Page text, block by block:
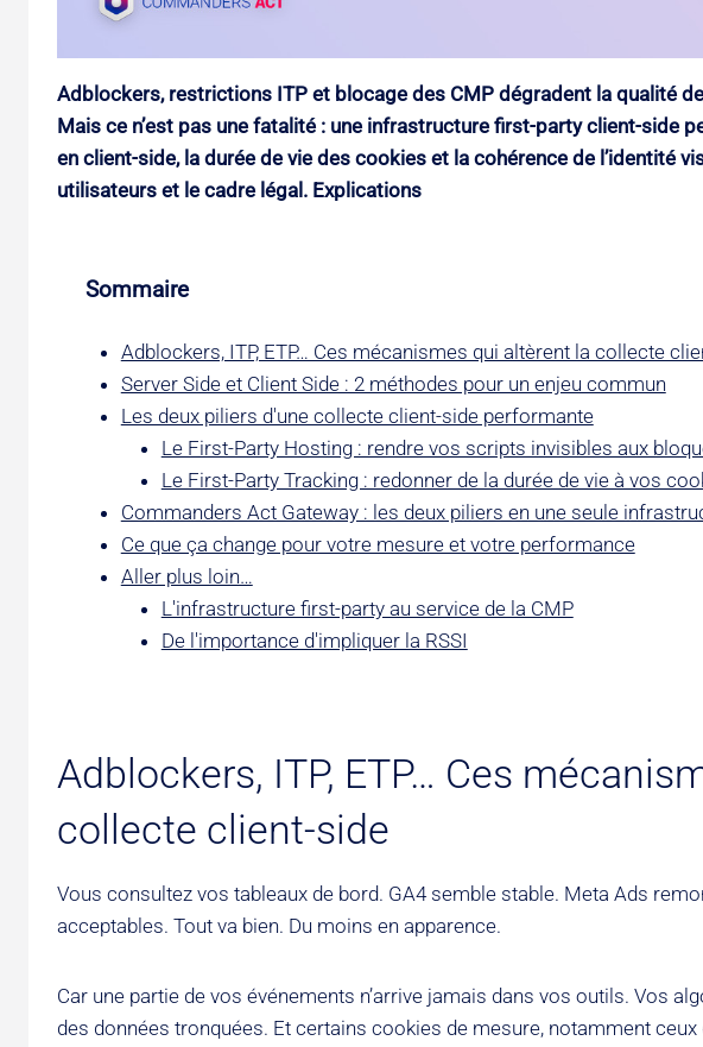
Adblockers, restrictions ITP et blocage des CMP dégradent la qualité
Mais ce n’est pas une fatalité : une infrastructure first-party client-side
en client-side, la durée de vie des cookies et la cohérence de l’identité
utilisateurs et le cadre légal. Explications
Sommaire
Adblockers, ITP, ETP… Ces mécanismes qui altèrent la collecte
Server Side et Client Side : 2 méthodes pour un enjeu commun
Les deux piliers d'une collecte client-side performante
Le First-Party Hosting : rendre vos scripts invisibles aux
Le First-Party Tracking : redonner de la durée de vie à vos
Commanders Act Gateway : les deux piliers en une seule
Ce que ça change pour votre mesure et votre performance
Aller plus loin…
L'infrastructure first-party au service de la CMP
De l'importance d'impliquer la RSSI
Adblockers, ITP, ETP… Ces
collecte client-side
Vous consultez vos tableaux de bord. GA4 semble stable. Meta Ads
acceptables. Tout va bien. Du moins en apparence.
Car une partie de vos événements n’arrive jamais dans vos outils. Vos
des données tronquées. Et certains cookies de mesure, notamment